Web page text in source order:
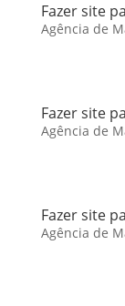
Fazer site
Agência de
Fazer site
Agência de
Fazer site
Agência de